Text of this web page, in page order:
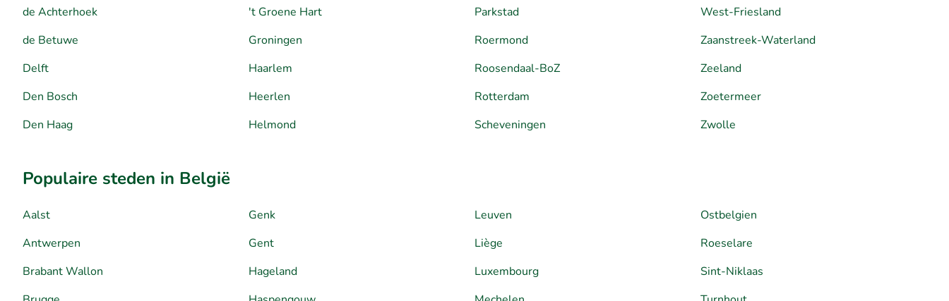
de Achterhoek
de Betuwe
Delft
Den Bosch
Den Haag
't Groene Hart
Groningen
Haarlem
Heerlen
Helmond
Parkstad
Roermond
Roosendaal-BoZ
Rotterdam
Scheveningen
West-Friesland
Zaanstreek-Waterland
Zeeland
Zoetermeer
Zwolle
Populaire steden in België
Aalst
Antwerpen
Brabant Wallon
Genk
Gent
Hageland
Leuven
Liège
Luxembourg
Ostbelgien
Roeselare
Sint-Niklaas